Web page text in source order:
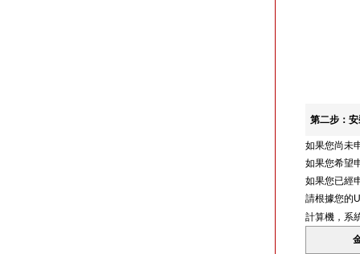
第二步：
如果您尚未
如果您希望
如果您已經
請根據您的
計算機，系